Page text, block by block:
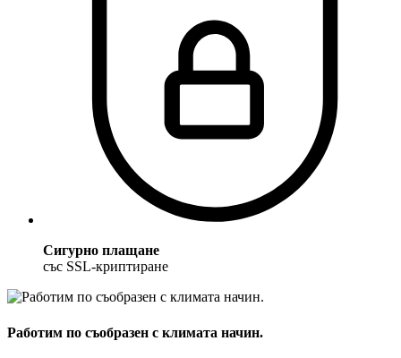
Сигурно плащане
със SSL-криптиране
Работим по съобразен с климата начин.